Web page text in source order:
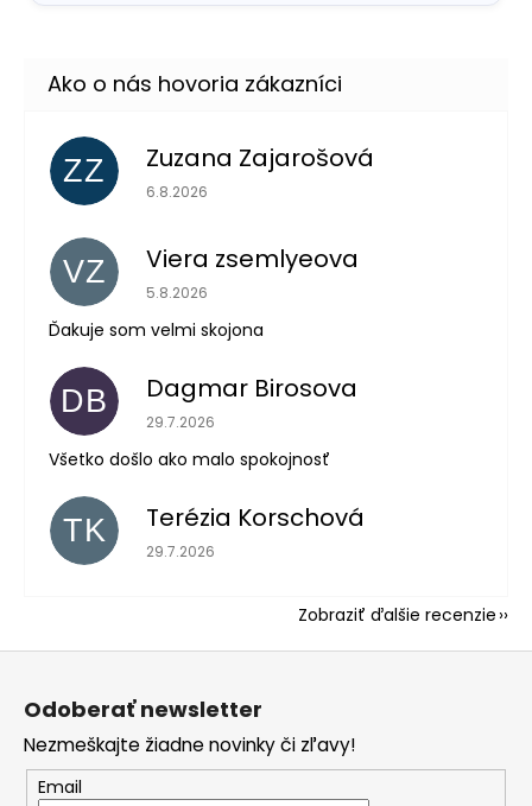
ZZ Zuzana Zajarošová
Hodnotenie obchodu je 5 z 5 hviezdičiek.
6.8.2026
VZ Viera zsemlyeova
Hodnotenie obchodu je 5 z 5 hviezdičiek.
5.8.2026
Ďakuje som velmi skojona
DB Dagmar Birosova
Hodnotenie obchodu je 5 z 5 hviezdičiek.
29.7.2026
Všetko došlo ako malo spokojnosť
TK Terézia Korschová
Hodnotenie obchodu je 5 z 5 hviezdičiek.
29.7.2026
Zobraziť ďalšie recenzie
Odoberať newsletter
Nezmeškajte žiadne novinky či zľavy!
Email